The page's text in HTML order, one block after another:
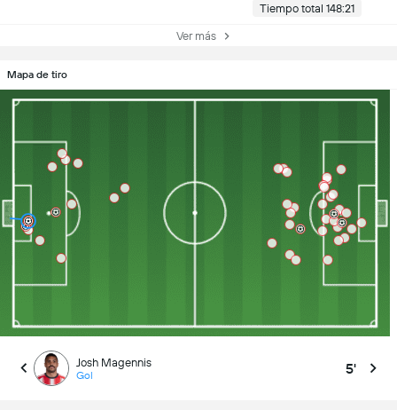
Tiempo total 148:21
Ver más
Mapa de tiro
Josh Magennis
Gol 5'